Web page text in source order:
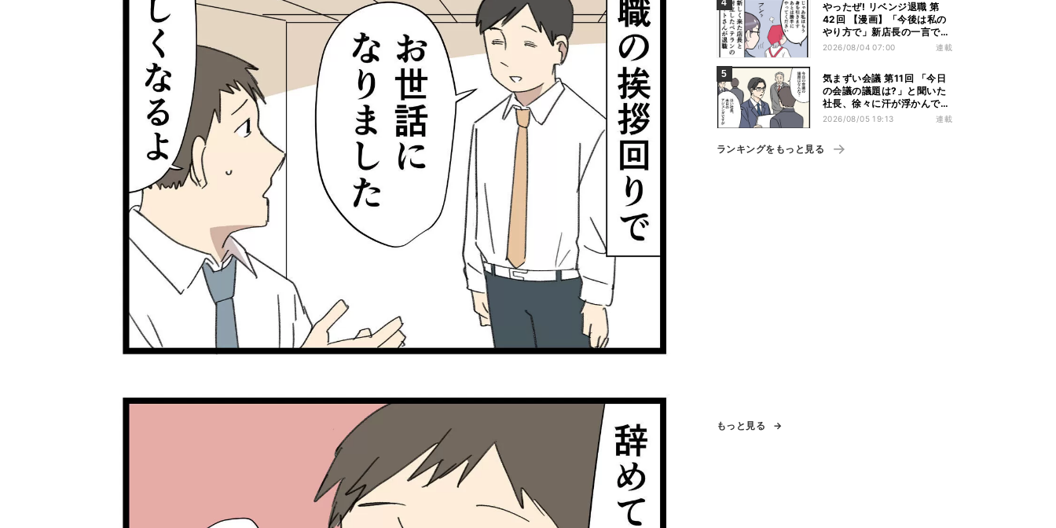
やったぜ! リベンジ退職 第
42回 【漫画】「今後は私の
やり方で」新店長の一言でベ
テラン退職→崩壊した現場
2026/08/04 07:00 連載
気まずい会議 第11回 「今日
の会議の議題は?」と聞いた
社長、徐々に汗が浮かんでき
た
2026/08/05 19:13 連載
ランキングをもっと見る
もっと見る